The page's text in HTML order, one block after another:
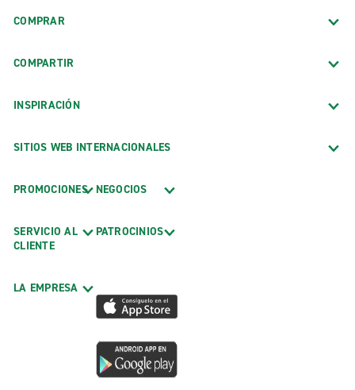
COMPRAR
COMPARTIR
INSPIRACIÓN
SITIOS WEB INTERNACIONALES
PROMOCIONES
SERVICIO AL
CLIENTE
LA EMPRESA
NEGOCIOS
PATROCINIOS